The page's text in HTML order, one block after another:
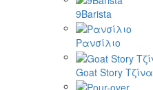
9Barista
Ρανσίλιο
Goat Story Τζίνα